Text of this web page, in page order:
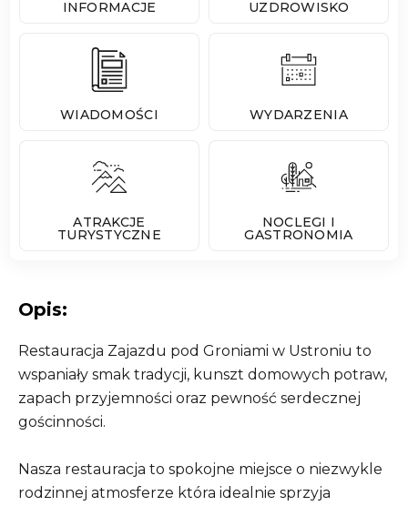
INFORMACJE UZDROWISKO
WIADOMOŚCI WYDARZENIA
ATRAKCJE
TURYSTYCZNE
NOCLEGI I
GASTRONOMIA
Opis:
Restauracja Zajazdu pod Groniami w Ustroniu to
wspaniały smak tradycji, kunszt domowych potraw,
zapach przyjemności oraz pewność serdecznej
gościnności.
Nasza restauracja to spokojne miejsce o niezwykle
rodzinnej atmosferze która idealnie sprzyja